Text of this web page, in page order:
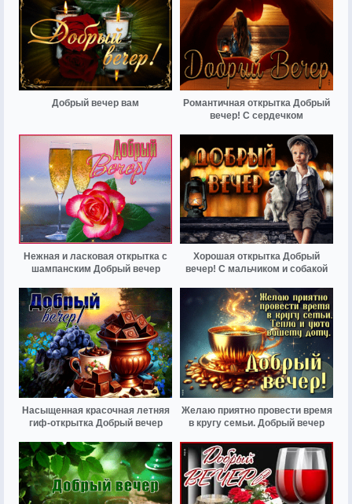
Добрый вечер вам
Романтичная открытка Добрый
вечер! С сердечком
Нежная и ласковая открытка с
шампанским Добрый вечер
Хорошая открытка Добрый
вечер! С мальчиком и собакой
Насыщенная красочная летняя
гиф-открытка Добрый вечер
Желаю приятно провести время
в кругу семьи. Добрый вечер